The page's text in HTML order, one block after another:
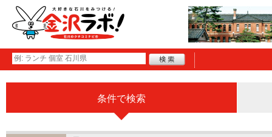
条件で検索